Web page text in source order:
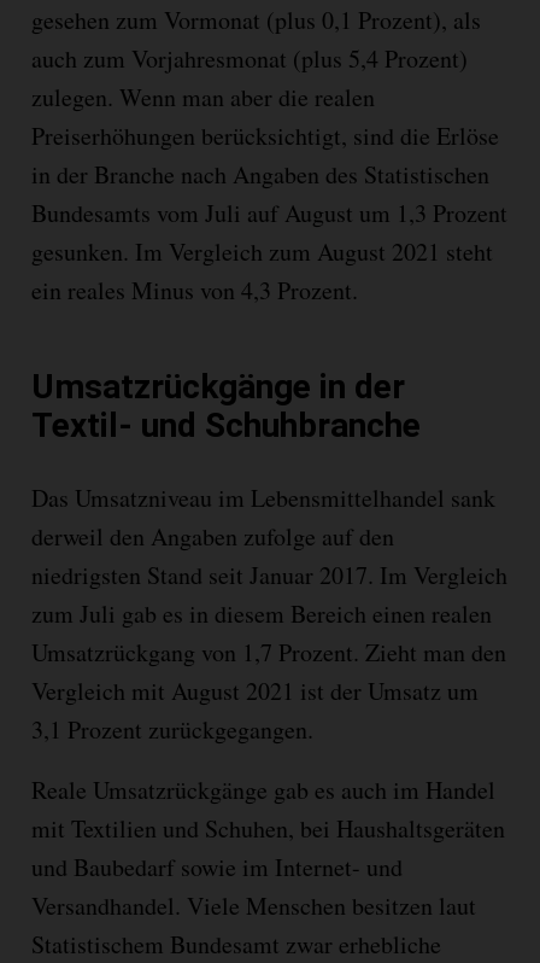
gesehen zum Vormonat (plus 0,1 Prozent), als
auch zum Vorjahresmonat (plus 5,4 Prozent)
zulegen. Wenn man aber die realen
Preiserhöhungen berücksichtigt, sind die Erlöse
in der Branche nach Angaben des Statistischen
Bundesamts vom Juli auf August um 1,3 Prozent
gesunken. Im Vergleich zum August 2021 steht
ein reales Minus von 4,3 Prozent.
Umsatzrückgänge in der
Textil- und Schuhbranche
Das Umsatzniveau im Lebensmittelhandel sank
derweil den Angaben zufolge auf den
niedrigsten Stand seit Januar 2017. Im Vergleich
zum Juli gab es in diesem Bereich einen realen
Umsatzrückgang von 1,7 Prozent. Zieht man den
Vergleich mit August 2021 ist der Umsatz um
3,1 Prozent zurückgegangen.
Reale Umsatzrückgänge gab es auch im Handel
mit Textilien und Schuhen, bei Haushaltsgeräten
und Baubedarf sowie im Internet- und
Versandhandel. Viele Menschen besitzen laut
Statistischem Bundesamt zwar erhebliche